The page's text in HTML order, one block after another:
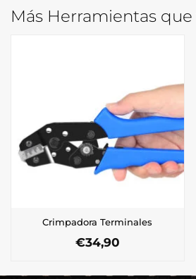
Más Herramientas
Crimpadora Terminales
€34,90